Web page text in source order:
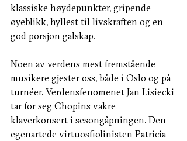
klassiske høydepunkter, gripende
øyeblikk, hyllest til livskraften og en
god porsjon galskap.
Noen av verdens mest fremstående
musikere gjester oss, både i Oslo og på
turnéer. Verdensfenomenet Jan Lisiecki
tar for seg Chopins vakre
klaverkonsert i sesongåpningen. Den
egenartede virtuosfiolinisten Patricia